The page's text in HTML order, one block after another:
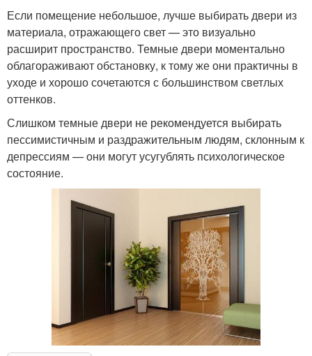
Если помещение небольшое, лучше выбирать двери из
материала, отражающего свет — это визуально
расширит пространство. Темные двери моментально
облагораживают обстановку, к тому же они практичны в
уходе и хорошо сочетаются с большинством светлых
оттенков.
Слишком темные двери не рекомендуется выбирать
пессимистичным и раздражительным людям, склонным к
депрессиям — они могут усугублять психологическое
состояние.